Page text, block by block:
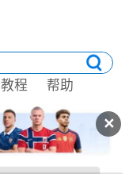
✕
教程 帮助